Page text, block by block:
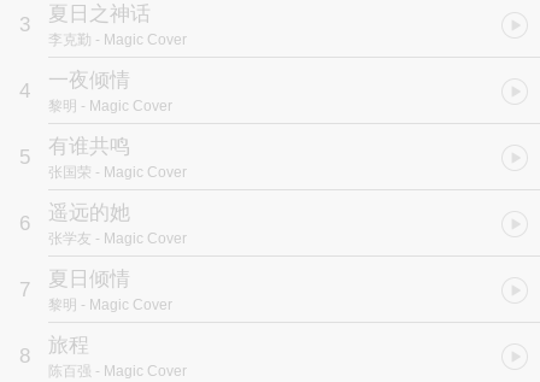
3 夏日之神话
李克勤 - Magic Cover
4 一夜倾情
黎明 - Magic Cover
5 有谁共鸣
张国荣 - Magic Cover
6 遥远的她
张学友 - Magic Cover
7 夏日倾情
黎明 - Magic Cover
8 旅程
陈百强 - Magic Cover